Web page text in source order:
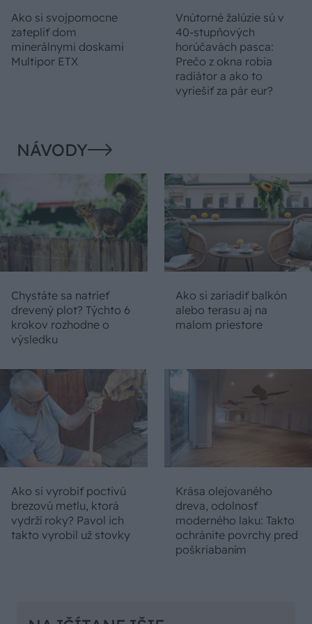
Ako si svojpomocne
zatepliť dom
minerálnymi doskami
Multipor ETX
Vnútorné žalúzie sú v
40-stupňových
horúčavách pasca:
Prečo z okna robia
radiátor a ako to
vyriešiť za pár eur?
NÁVODY
Chystáte sa natrieť
drevený plot? Týchto 6
krokov rozhodne o
výsledku
Ako si zariadiť balkón
alebo terasu aj na
malom priestore
Ako si vyrobiť poctivú
brezovú metlu, ktorá
vydrží roky? Pavol ich
takto vyrobil už stovky
Krása olejovaného
dreva, odolnosť
moderného laku: Takto
ochránite povrchy pred
poškriabaním